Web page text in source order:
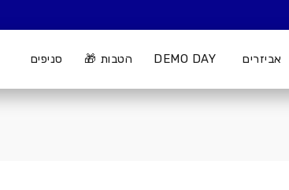
אביזרים DEMO DAY הטבות 🎁 סניפים